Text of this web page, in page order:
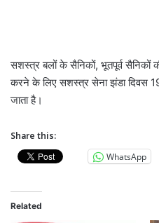
सशस्त्र बलों के सैनिकों, भूतपूर्व सैनिकों
करने के लिए सशस्त्र सेना झंडा दिवस
जाता है।
Share this:
WhatsApp
Related